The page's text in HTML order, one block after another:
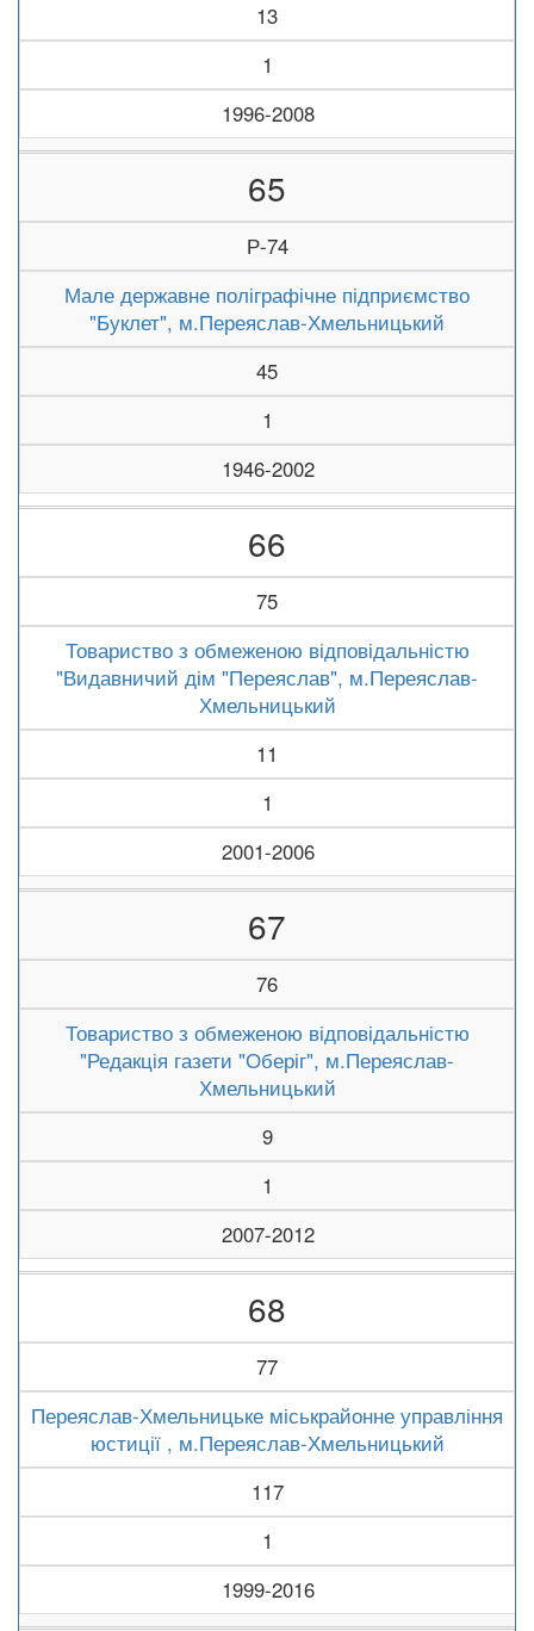
13
1
1996-2008
65
Р-74
Мале державне поліграфічне підприємство
"Буклет", м.Переяслав-Хмельницький
45
1
1946-2002
66
75
Товариство з обмеженою відповідальністю
"Видавничий дім "Переяслав", м.Переяслав-
Хмельницький
11
1
2001-2006
67
76
Товариство з обмеженою відповідальністю
"Редакція газети "Оберіг", м.Переяслав-
Хмельницький
9
1
2007-2012
68
77
Переяслав-Хмельницьке міськрайонне управління
юстиції , м.Переяслав-Хмельницький
117
1
1999-2016